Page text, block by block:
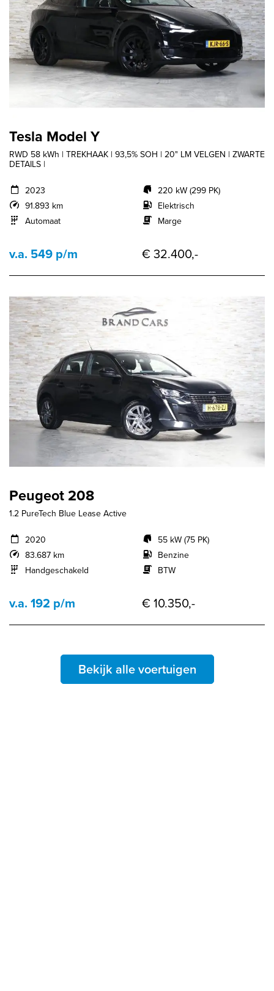
Tesla Model Y
RWD 58 kWh | TREKHAAK | 93,5% SOH | 20" LM VELGEN | ZWARTE
DETAILS |
2023
91.893 km
Automaat
220 kW (299 PK)
Elektrisch
Marge
v.a. 549 p/m € 32.400,-
Peugeot 208
1.2 PureTech Blue Lease Active
2020
83.687 km
Handgeschakeld
55 kW (75 PK)
Benzine
BTW
v.a. 192 p/m € 10.350,-
Bekijk alle voertuigen